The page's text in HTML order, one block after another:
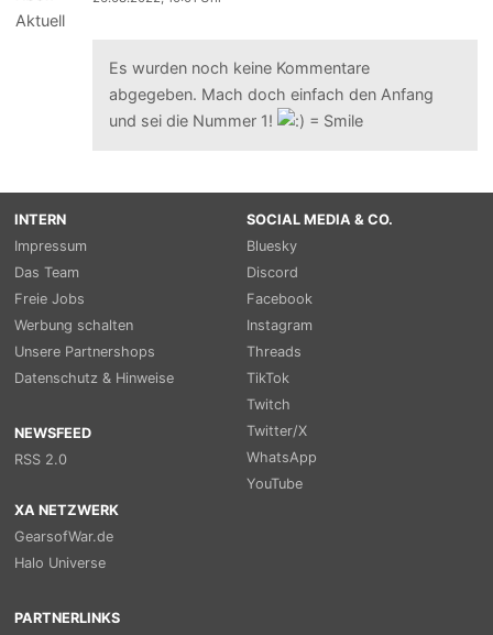
Es wurden noch keine Kommentare
abgegeben. Mach doch einfach den Anfang
und sei die Nummer 1!
INTERN
Impressum
Das Team
Freie Jobs
Werbung schalten
Unsere Partnershops
Datenschutz & Hinweise
NEWSFEED
RSS 2.0
SOCIAL MEDIA & CO.
Bluesky
Discord
Facebook
Instagram
Threads
TikTok
Twitch
Twitter/X
WhatsApp
YouTube
XA NETZWERK
GearsofWar.de
Halo Universe
PARTNERLINKS